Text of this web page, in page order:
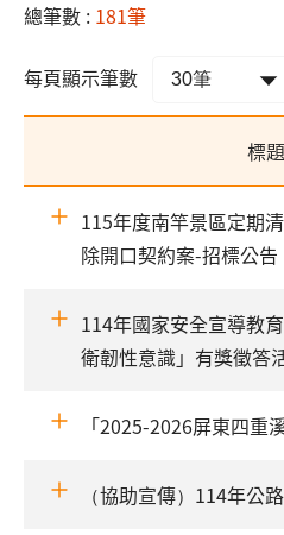
總筆數 : 181筆
每頁顯示筆數
標題
115年度南竿景區定期
除開口契約案-招標公告
114年國家安全宣導教
衛韌性意識」有獎徵答
「2025-2026屏東四重
（協助宣傳）114年公